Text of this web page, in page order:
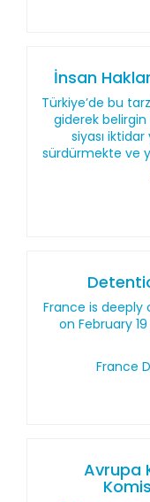
İnsan
Türkiye’de bu
giderek
siyası iktidar
sürdürmekte ve
France is
on February
France
Avrupa